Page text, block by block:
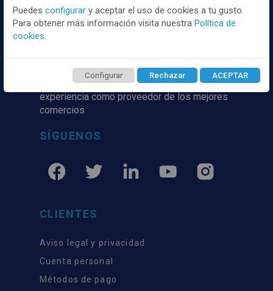
Distribuidor y mayorista textil de las mejores
marcaas de ropa y complementos del
mercado, marcas tanto nacionales como
internacionales. Más de 25 años de
experiencia como proveedor de los mejores
comercios
SÍGUENOS
CLIENTES
Aviso legal y privacidad
Cuenta personal
Métodos de pago
Puedes configurar y aceptar el uso de cookies a tu gusto.
Para obtener más información visita nuestra Política de
cookies.
Configurar Rechazar ACEPTAR